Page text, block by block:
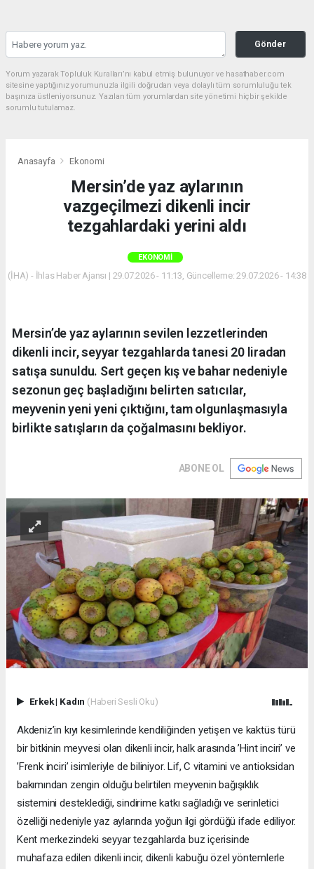
Gönder
Yorum yazarak Topluluk Kuralları’nı kabul etmiş bulunuyor ve hasathaber.com
sitesine yaptığınız yorumunuzla ilgili doğrudan veya dolaylı tüm sorumluluğu tek
başınıza üstleniyorsunuz. Yazılan tüm yorumlardan site yönetimi hiçbir şekilde
sorumlu tutulamaz.
Anasayfa Ekonomi
Mersin’de yaz aylarının
vazgeçilmezi dikenli incir
tezgahlardaki yerini aldı
EKONOMI
(İHA) - İhlas Haber Ajansı | 29.07.2026 - 11:13, Güncelleme: 29.07.2026 - 14:38
Mersin’de yaz aylarının sevilen lezzetlerinden
dikenli incir, seyyar tezgahlarda tanesi 20 liradan
satışa sunuldu. Sert geçen kış ve bahar nedeniyle
sezonun geç başladığını belirten satıcılar,
meyvenin yeni yeni çıktığını, tam olgunlaşmasıyla
birlikte satışların da çoğalmasını bekliyor.
ABONE OL
Erkek| Kadın (Haberi Sesli Oku)
Akdeniz’in kıyı kesimlerinde kendiliğinden yetişen ve kaktüs türü
bir bitkinin meyvesi olan dikenli incir, halk arasında ’Hint inciri’ ve
’Frenk inciri’ isimleriyle de biliniyor. Lif, C vitamini ve antioksidan
bakımından zengin olduğu belirtilen meyvenin bağışıklık
sistemini desteklediği, sindirime katkı sağladığı ve serinletici
özelliği nedeniyle yaz aylarında yoğun ilgi gördüğü ifade ediliyor.
Kent merkezindeki seyyar tezgahlarda buz içerisinde
muhafaza edilen dikenli incir, dikenli kabuğu özel yöntemlerle